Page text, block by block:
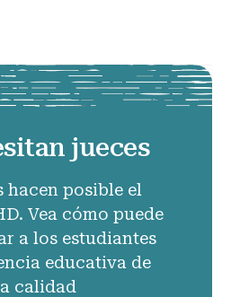
jueces
hacen posible el
Vea cómo puede
a los estudiantes
educativa de
calidad